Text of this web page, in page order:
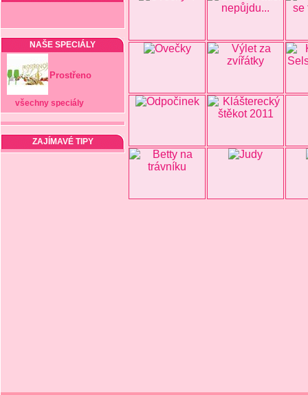
NAŠE SPECIÁLY
Prostřeno
všechny speciály
ZAJÍMAVÉ TIPY